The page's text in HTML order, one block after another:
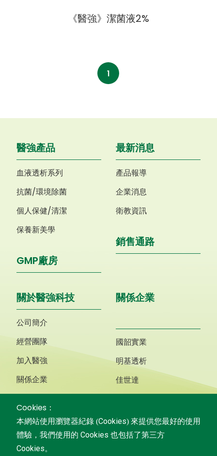
《醫強》潔菌液2%
1
醫強產品
血液透析系列
抗菌/環境除菌
個人保健/清潔
保養新美學
GMP廠房
最新消息
產品報導
企業消息
衛教資訊
銷售通路
關於醫強科技
公司簡介
經營團隊
加入醫強
關係企業
關係企業
國韶實業
明基透析
佳世達
Cookies：
本網站使用瀏覽器紀錄 (Cookies) 來提供您最好的使用
體驗，我們使用的 Cookies 也包括了第三方
Cookies。